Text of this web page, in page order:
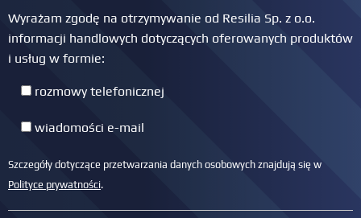
Wyrażam zgodę na otrzymywanie od Resilia Sp. z o.o.
informacji handlowych dotyczących oferowanych produktów
i usług w formie:
rozmowy telefonicznej
wiadomości e-mail
Szczegóły dotyczące przetwarzania danych osobowych znajdują się w
Polityce prywatności.